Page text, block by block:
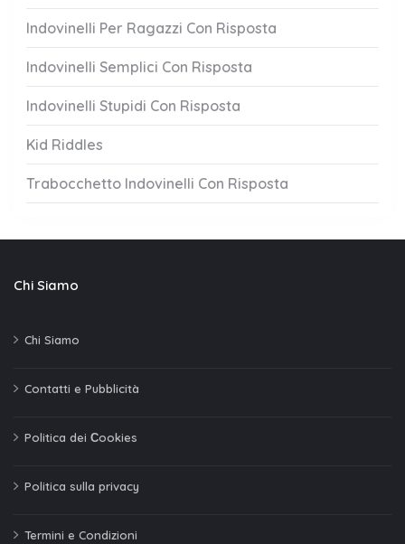
Indovinelli Per Ragazzi Con Risposta
Indovinelli Semplici Con Risposta
Indovinelli Stupidi Con Risposta
Kid Riddles
Trabocchetto Indovinelli Con Risposta
Chi Siamo
Chi Siamo
Contatti e Pubblicità
Politica dei Сookies
Politica sulla privacy
Termini e Condizioni